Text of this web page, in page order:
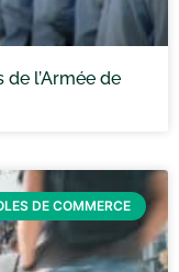
l’Armée de
DE COMMERCE